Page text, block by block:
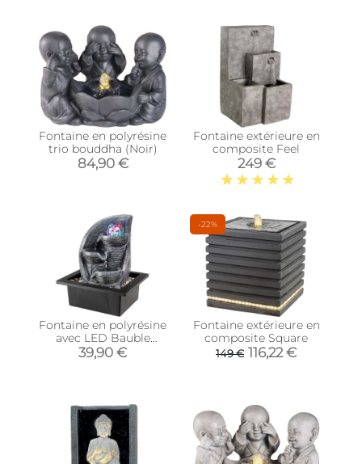
Fontaine en polyrésine
trio bouddha (Noir)
84,90 €
Fontaine extérieure en
composite Feel
249 €
Fontaine en polyrésine
avec LED Bauble
(Modèle 2)
39,90 €
-22%
Fontaine extérieure en
composite Square
149 € 116,22 €